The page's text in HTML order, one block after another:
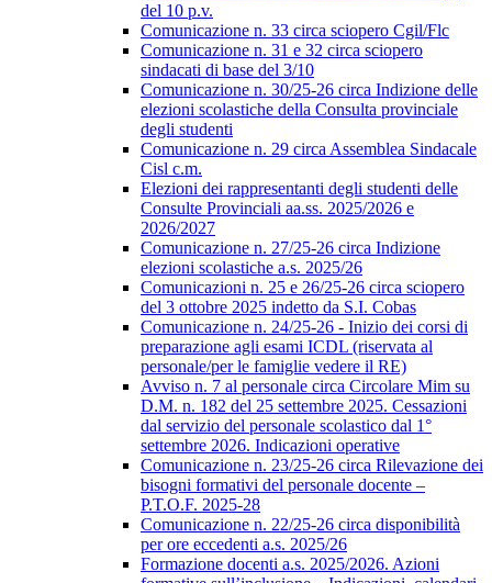
del 10 p.v.
Comunicazione n. 33 circa sciopero Cgil/Flc
Comunicazione n. 31 e 32 circa sciopero
sindacati di base del 3/10
Comunicazione n. 30/25-26 circa Indizione delle
elezioni scolastiche della Consulta provinciale
degli studenti
Comunicazione n. 29 circa Assemblea Sindacale
Cisl c.m.
Elezioni dei rappresentanti degli studenti delle
Consulte Provinciali aa.ss. 2025/2026 e
2026/2027
Comunicazione n. 27/25-26 circa Indizione
elezioni scolastiche a.s. 2025/26
Comunicazioni n. 25 e 26/25-26 circa sciopero
del 3 ottobre 2025 indetto da S.I. Cobas
Comunicazione n. 24/25-26 - Inizio dei corsi di
preparazione agli esami ICDL (riservata al
personale/per le famiglie vedere il RE)
Avviso n. 7 al personale circa Circolare Mim su
D.M. n. 182 del 25 settembre 2025. Cessazioni
dal servizio del personale scolastico dal 1°
settembre 2026. Indicazioni operative
Comunicazione n. 23/25-26 circa Rilevazione dei
bisogni formativi del personale docente –
P.T.O.F. 2025-28
Comunicazione n. 22/25-26 circa disponibilità
per ore eccedenti a.s. 2025/26
Formazione docenti a.s. 2025/2026. Azioni